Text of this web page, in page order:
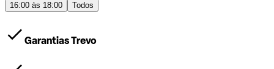
16:00 às 18:00
Todos
Garantias Trevo